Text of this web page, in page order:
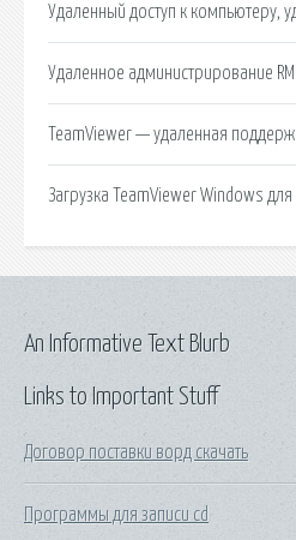
Удаленный доступ к компьютеру,
Удаленное администрирование
TeamViewer — удаленная
Загрузка TeamViewer Windows
Links to Important Stuff
Договор поставки ворд скачать
Программы для записи cd
An Informative Text Blurb